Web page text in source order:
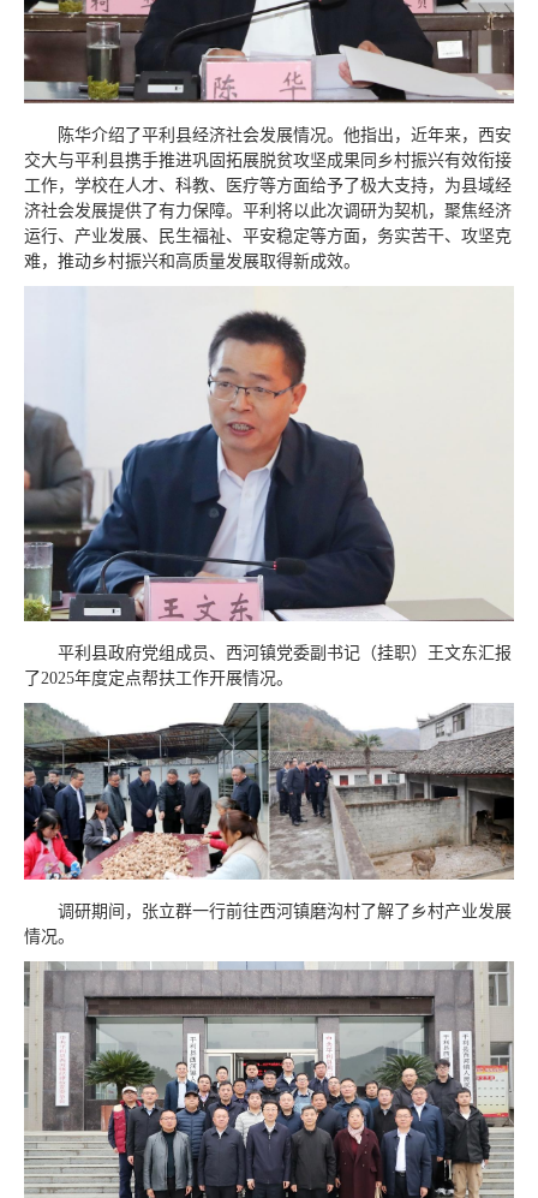
陈华介绍了平利县经济社会发展情况。他指出，近年来，西安
交大与平利县携手推进巩固拓展脱贫攻坚成果同乡村振兴有效衔接
工作，学校在人才、科教、医疗等方面给予了极大支持，为县域经
济社会发展提供了有力保障。平利将以此次调研为契机，聚焦经济
运行、产业发展、民生福祉、平安稳定等方面，务实苦干、攻坚克
难，推动乡村振兴和高质量发展取得新成效。
平利县政府党组成员、西河镇党委副书记（挂职）王文东汇报
了2025年度定点帮扶工作开展情况。
调研期间，张立群一行前往西河镇磨沟村了解了乡村产业发展
情况。